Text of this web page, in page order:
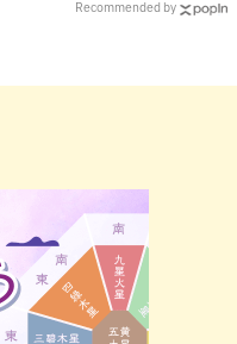
Recommended by